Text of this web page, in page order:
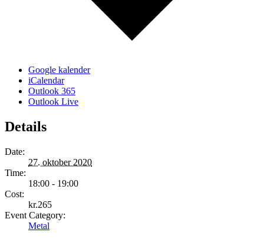
Google kalender
iCalendar
Outlook 365
Outlook Live
Details
Date:
27. oktober 2020
Time:
18:00 - 19:00
Cost:
kr.265
Event Category:
Metal